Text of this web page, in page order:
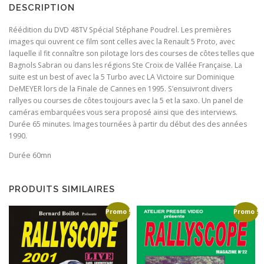
i
l
é
t
a
i
t
:
1
,
€
e
e
s
t
:
1
0
,
0
DESCRIPTION
Réédition du DVD 48TV Spécial Stéphane Poudrel. Les premières
images qui ouvrent ce film sont celles avec la Renault 5 Proto, avec
laquelle il fit connaître son pilotage lors des courses de côtes telles que
Bagnols Sabran ou dans les régions Ste Croix de Vallée Française. La
suite est un best of avec la 5 Turbo avec LA Victoire sur Dominique
DeMEYER lors de la Finale de Cannes en 1995. S’ensuivront divers
rallyes ou courses de côtes toujours avec la 5 et la saxo. Un panel de
caméras embarquées vous sera proposé ainsi que des interviews.
Durée 65 minutes. Images tournées à partir du début des des années
1990.
Durée 60mn
PRODUITS SIMILAIRES
Promo ! Promo !